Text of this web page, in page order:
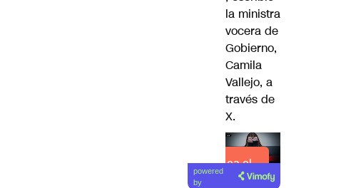
la ministra
vocera de
Gobierno,
Camila
Vallejo, a
través de
X.
Lea el
artículo
powered
by